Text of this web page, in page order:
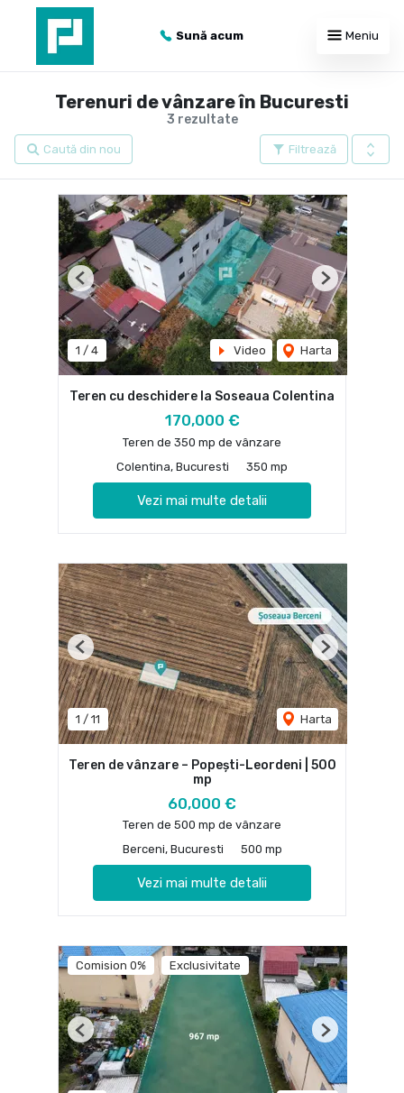
Sună acum Meniu
3 rezultate
Terenuri de vânzare în Bucuresti
Filtrează
Caută din nou
1 / 4 Video Harta
Previous Next
Teren cu deschidere la Soseaua Colentina
170,000 €
Teren de 350 mp de vânzare
Colentina, Bucuresti
350 mp
Vezi mai multe detalii
1 / 11 Harta
Previous Next
Teren de vânzare – Popești-Leordeni | 500
mp
60,000 €
Teren de 500 mp de vânzare
Berceni, Bucuresti
500 mp
Vezi mai multe detalii
Comision 0% Exclusivitate
Previous Next